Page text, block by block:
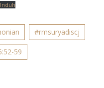
#rmsuryadiscj
59